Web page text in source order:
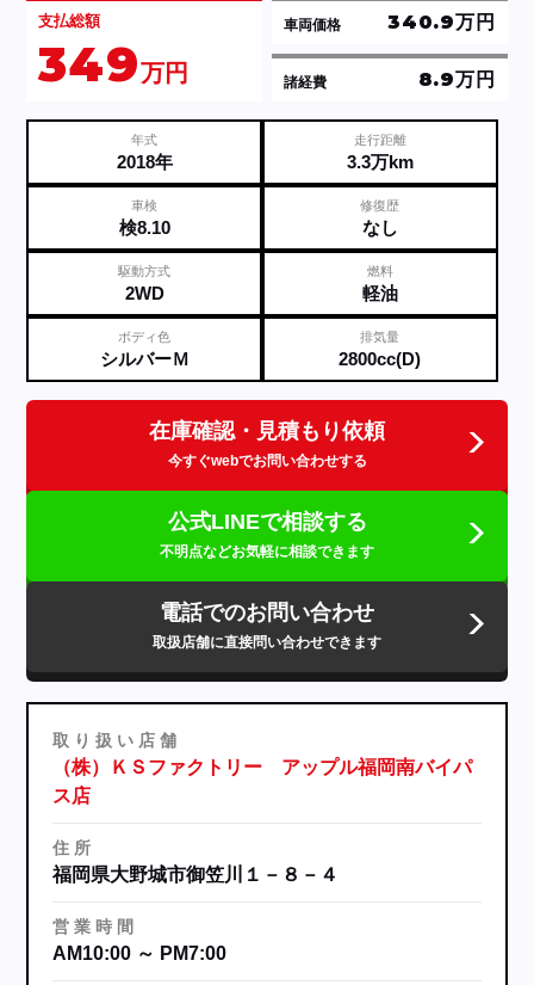
支払総額
349万円 諸経費 8.9万円
車両価格 340.9万円
年式
2018年
走行距離
3.3万km
車検
検8.10
修復歴
なし
駆動方式
2WD
燃料
軽油
ボディ色
シルバーＭ
排気量
2800cc(D)
在庫確認・見積もり依頼
今すぐwebでお問い合わせする
公式LINEで相談する
不明点などお気軽に相談できます
電話でのお問い合わせ
取扱店舗に直接問い合わせできます
取 り 扱 い 店 舗
（株）ＫＳファクトリー アップル福岡南バイパ
ス店
住 所
福岡県大野城市御笠川１－８－４
営 業 時 間
AM10:00 ～ PM7:00